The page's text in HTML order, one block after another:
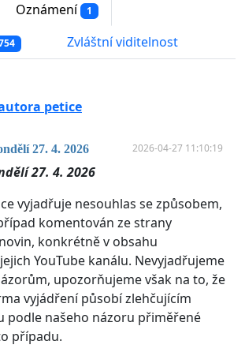
Oznámení 1
Zvláštní viditelnost
petice
27. 4. 2026 2026-04-27 11:10:19
27. 4. 2026
vyjadřuje nesouhlas se způsobem,
komentován ze strany
konkrétně v obsahu
YouTube kanálu. Nevyjadřujeme
upozorňujeme však na to, že
vyjádření působí zlehčujícím
podle našeho názoru přiměřené
případu.